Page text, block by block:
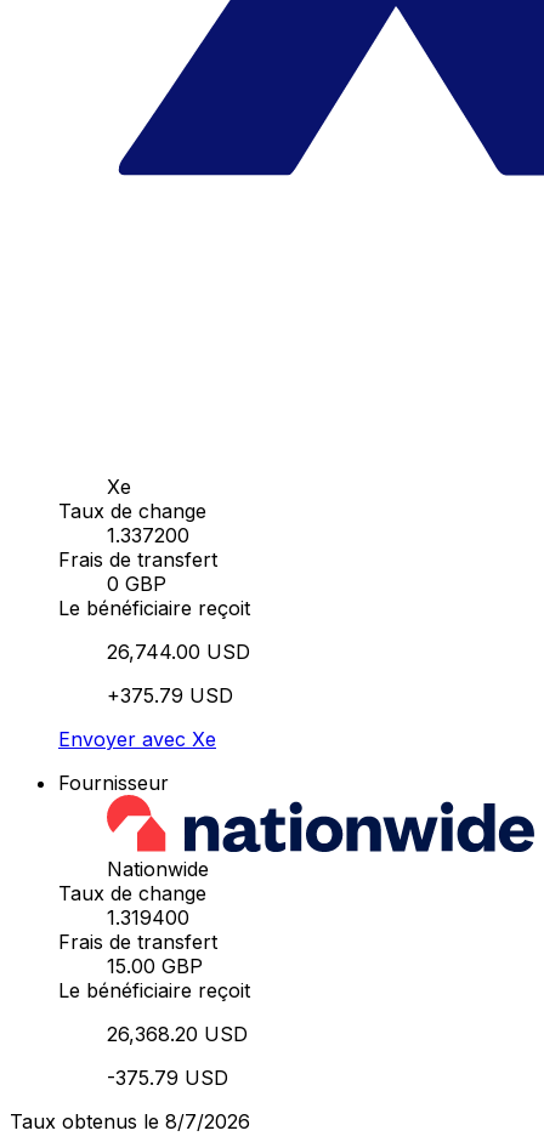
Xe
Taux de change
1.337200
Frais de transfert
0 GBP
Le bénéficiaire reçoit
26,744.00 USD
+375.79 USD
Envoyer avec Xe
Fournisseur
Nationwide
Taux de change
1.319400
Frais de transfert
15.00 GBP
Le bénéficiaire reçoit
26,368.20 USD
-375.79 USD
Taux obtenus le 8/7/2026